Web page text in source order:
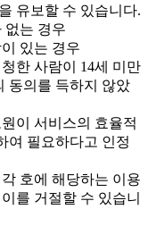
유보할 수 있습니다.
없는 경우
있는 경우
한 사람이 14세 미만
동의를 득하지 않았
이 서비스의 효율적
여 필요하다고 인정
호에 해당하는 이용
를 거절할 수 있습니